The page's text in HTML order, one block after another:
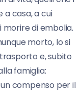
casa, a cui
di embolia.
morto, lo si
e, subito
famiglia:
compenso per il